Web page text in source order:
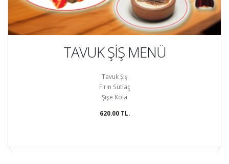
TAVUK ŞİŞ MENÜ
Tavuk Şiş
Fırın Sütlaç
Şişe Kola
620.00 TL.